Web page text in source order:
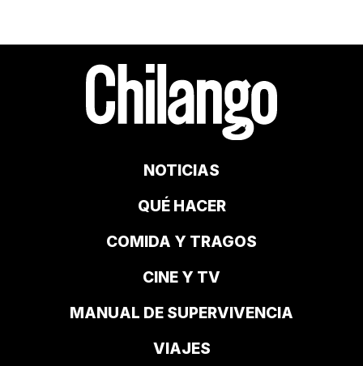
NOTICIAS
QUÉ HACER
COMIDA Y TRAGOS
CINE Y TV
MANUAL DE SUPERVIVENCIA
VIAJES